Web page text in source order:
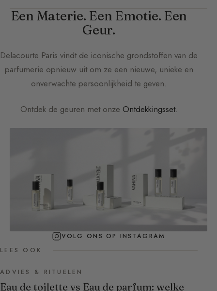
Een Materie. Een Emotie. Een
Geur.
Delacourte Paris vindt de iconische grondstoffen van de
parfumerie opnieuw uit om ze een nieuwe, unieke en
onverwachte persoonlijkheid te geven.
Ontdek de geuren met onze Ontdekkingsset.
VOLG ONS OP INSTAGRAM
LEES OOK
ADVIES & RITUELEN
Eau de toilette vs Eau de parfum: welke